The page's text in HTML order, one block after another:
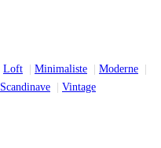
Loft Minimaliste
Moderne
Scandinave Vintage